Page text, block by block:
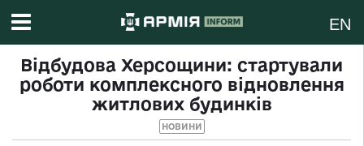
EN
Відбудова Херсощини: стартували
роботи комплексного відновлення
житлових будинків
НОВИНИ